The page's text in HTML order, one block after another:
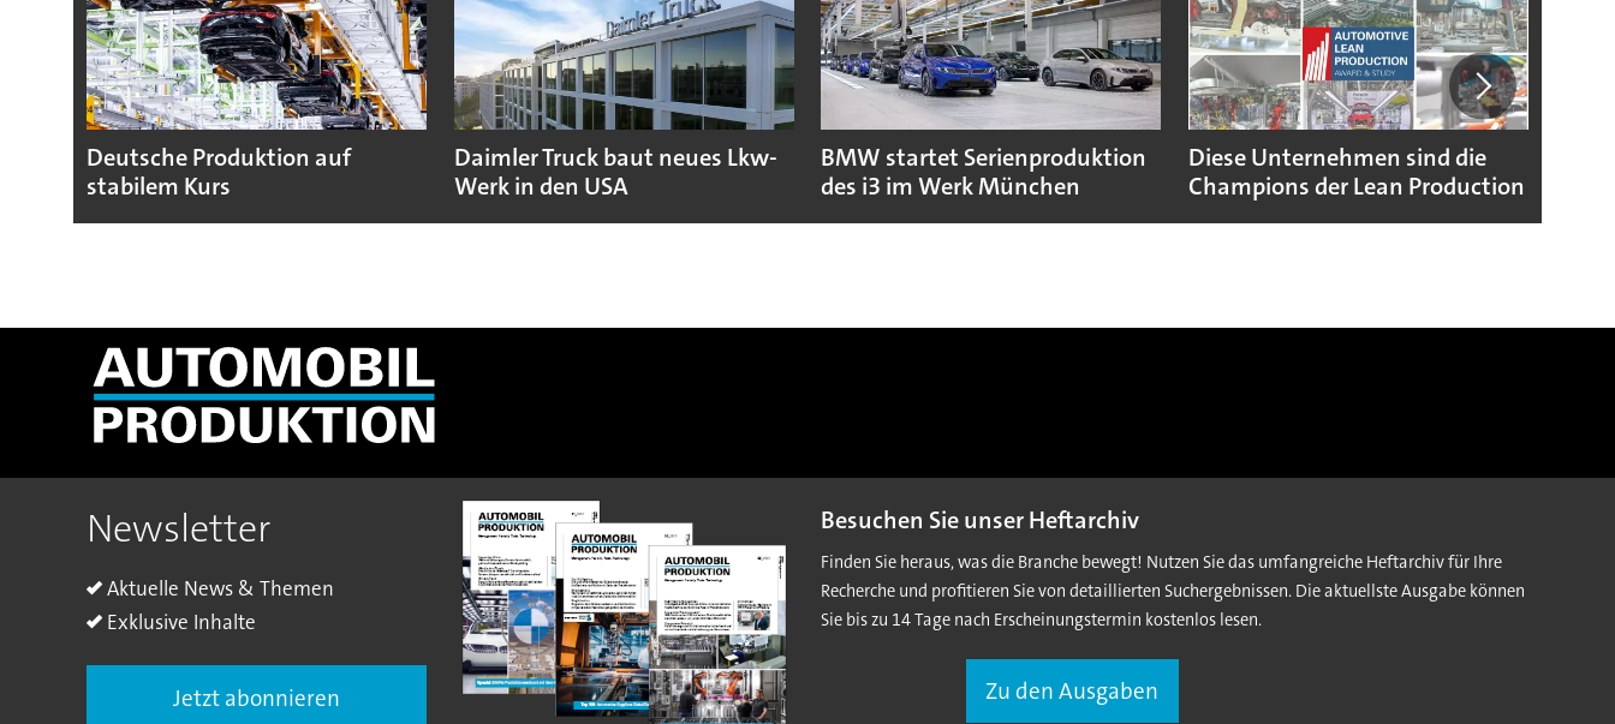
Deutsche Produktion auf
stabilem Kurs
Daimler Truck baut neues Lkw-
Werk in den USA
BMW startet Serienproduktion
des i3 im Werk München
Diese Unternehmen sind die
Champions der Lean Production
Newsletter
Aktuelle News & Themen
Exklusive Inhalte
Jetzt abonnieren
Besuchen Sie unser Heftarchiv
Finden Sie heraus, was die Branche bewegt! Nutzen Sie das umfangreiche Heftarchiv für Ihre
Recherche und profitieren Sie von detaillierten Suchergebnissen. Die aktuellste Ausgabe können
Sie bis zu 14 Tage nach Erscheinungstermin kostenlos lesen.
Zu den Ausgaben